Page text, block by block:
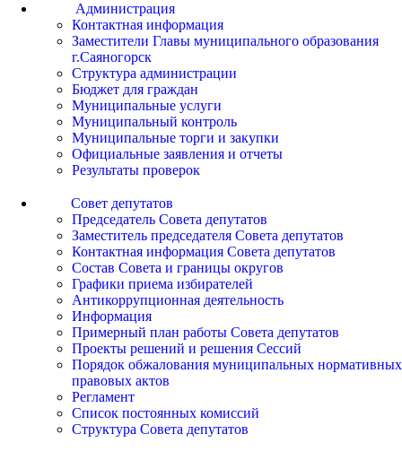
Администрация
Контактная информация
Заместители Главы муниципального образования
г.Саяногорск
Структура администрации
Бюджет для граждан
Муниципальные услуги
Муниципальный контроль
Муниципальные торги и закупки
Официальные заявления и отчеты
Результаты проверок
Совет депутатов
Председатель Совета депутатов
Заместитель председателя Совета депутатов
Контактная информация Совета депутатов
Состав Совета и границы округов
Графики приема избирателей
Антикоррупционная деятельность
Информация
Примерный план работы Совета депутатов
Проекты решений и решения Сессий
Порядок обжалования муниципальных нормативных
правовых актов
Регламент
Список постоянных комиссий
Структура Совета депутатов